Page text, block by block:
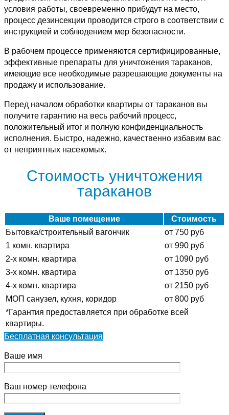
условия работы, своевременно прибудут на место,
процесс дезинсекции проводится строго в соответствии с
инструкцией и соблюдением мер безопасности.
В рабочем процессе применяются сертифицированные,
эффективные препараты для уничтожения тараканов,
имеющие все необходимые разрешающие документы на
продажу и использование.
Перед началом обработки квартиры от тараканов вы
получите гарантию на весь рабочий процесс,
положительный итог и полную конфиденциальность
исполнения. Быстро, надежно, качественно избавим вас
от неприятных насекомых.
Стоимость уничтожения
тараканов
Ваше помещение
Стоимость
Бытовка/строительный вагончик
от 750 руб
1 комн. квартира
от 990 руб
2-х комн. квартира
от 1090 руб
3-х комн. квартира
от 1350 руб
4-х комн. квартира
от 2150 руб
МОП санузел, кухня, коридор
от 800 руб
*Гарантия предоставляется при обработке всей
квартиры.
Бесплатная консультация
Ваше имя
Ваш номер телефона